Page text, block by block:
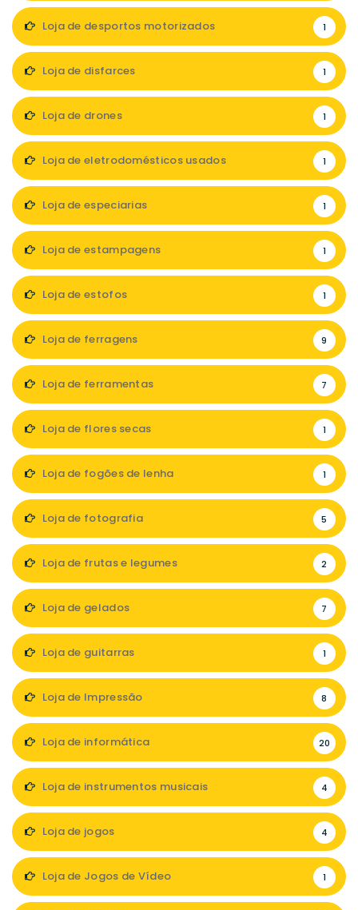
Loja de desportos motorizados 1
Loja de disfarces 1
Loja de drones 1
Loja de eletrodomésticos usados 1
Loja de especiarias 1
Loja de estampagens 1
Loja de estofos 1
Loja de ferragens 9
Loja de ferramentas 7
Loja de flores secas 1
Loja de fogões de lenha 1
Loja de fotografia 5
Loja de frutas e legumes 2
Loja de gelados 7
Loja de guitarras 1
Loja de Impressão 8
Loja de informática 20
Loja de instrumentos musicais 4
Loja de jogos 4
Loja de Jogos de Vídeo 1